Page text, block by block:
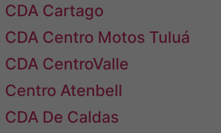
CDA Cartago
CDA Centro Motos Tuluá
CDA CentroValle
Centro Atenbell
CDA De Caldas